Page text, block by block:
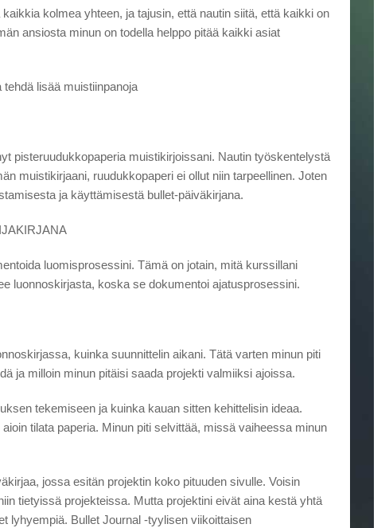
kolmea yhteen, ja tajusin, että nautin siitä, että kaikki on
ansiosta minun on todella helppo pitää kaikki asiat
lisää muistiinpanoja
pisteruudukkopaperia muistikirjoissani. Nautin työskentelystä
muistikirjaani, ruudukkopaperi ei ollut niin tarpeellinen. Joten
ja käyttämisestä bullet-päiväkirjana.
luomisprosessini. Tämä on jotain, mitä kurssillani
luonnoskirjasta, koska se dokumentoi ajatusprosessini.
kuinka suunnittelin aikani. Tätä varten minun piti
ja milloin minun pitäisi saada projekti valmiiksi ajoissa.
tekemiseen ja kuinka kauan sitten kehittelisin ideaa.
tilata paperia. Minun piti selvittää, missä vaiheessa minun
jossa esitän projektin koko pituuden sivulle. Voisin
tietyissä projekteissa. Mutta projektini eivät aina kestä yhtä
lyhyempiä. Bullet Journal -tyylisen viikoittaisen